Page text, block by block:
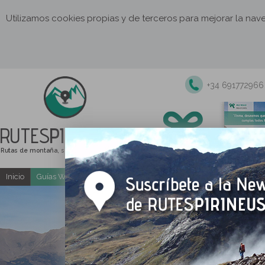
Utilizamos cookies propias y de terceros para mejorar la
RUTESPIRINEUS
Rutas de montaña, senderismo y excursiones
+34 691772966
Inicio Guías Web y PDF gratuitas Excursiones y actividades